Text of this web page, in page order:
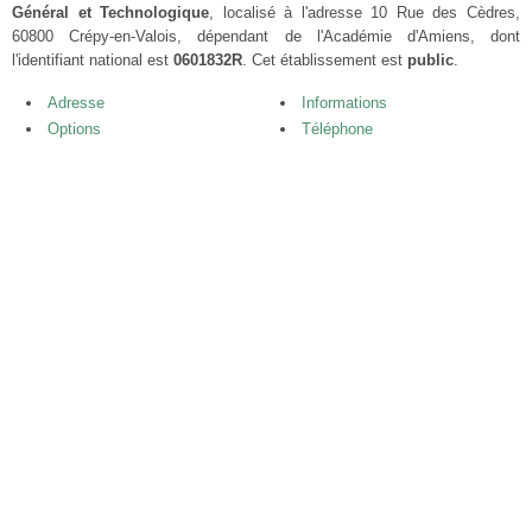
Général et Technologique, localisé à l'adresse 10 Rue des Cèdres,
60800 Crépy-en-Valois, dépendant de l'Académie d'Amiens, dont
l'identifiant national est 0601832R. Cet établissement est public.
Adresse
Informations
Options
Téléphone